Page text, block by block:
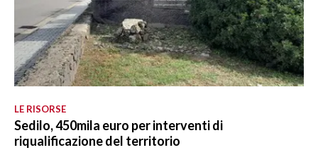
LE RISORSE
Sedilo, 450mila euro per interventi di
riqualificazione del territorio